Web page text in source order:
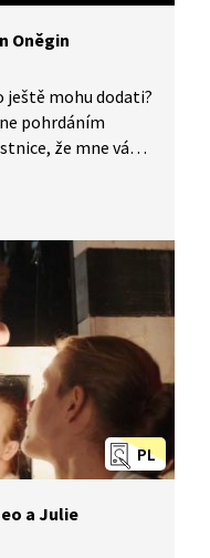
Oněgin
ve městě
u maturity dílo
proberou
postavy.
PL
a Julie